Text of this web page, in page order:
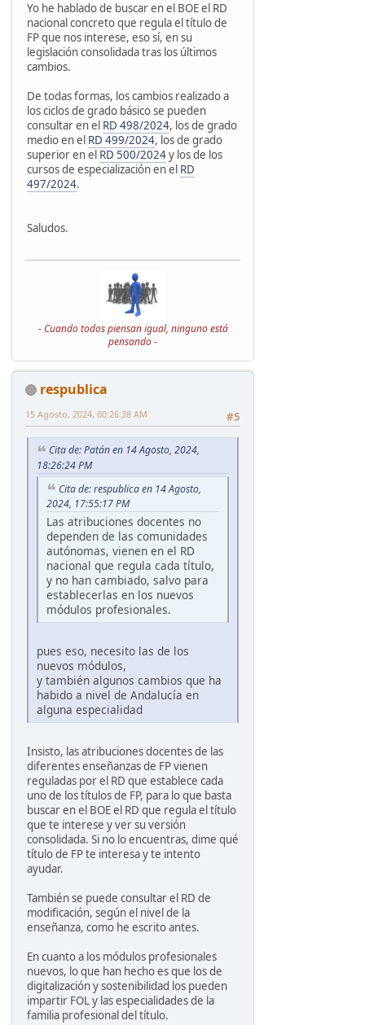
Yo he hablado de buscar en el BOE el RD
nacional concreto que regula el título de
FP que nos interese, eso sí, en su
legislación consolidada tras los últimos
cambios.
De todas formas, los cambios realizado a
los ciclos de grado básico se pueden
consultar en el RD 498/2024, los de grado
medio en el RD 499/2024, los de grado
superior en el RD 500/2024y los de los
cursos de especialización en el RD
497/2024.
Saludos.
- Cuando todos piensan igual, ninguno está
pensando -
respublica
#5
15 Agosto, 2024, 00:26:38 AM
Cita de: Patán en 14 Agosto, 2024,
18:26:24 PM
Cita de: respublica en 14 Agosto,
2024, 17:55:17 PM
Las atribuciones docentes no
dependen de las comunidades
autónomas, vienen en el RD
nacional que regula cada título,
y no han cambiado, salvo para
establecerlas en los nuevos
módulos profesionales.
pues eso, necesito las de los
nuevos módulos,
y también algunos cambios que ha
habido a nivel de Andalucía en
alguna especialidad
Insisto, las atribuciones docentes de las
diferentes enseñanzas de FP vienen
reguladas por el RD que establece cada
uno de los títulos de FP, para lo que basta
buscar en el BOE el RD que regula el título
que te interese y ver su versión
consolidada. Si no lo encuentras, dime qué
título de FP te interesa y te intento
ayudar.
También se puede consultar el RD de
modificación, según el nivel de la
enseñanza, como he escrito antes.
En cuanto a los módulos profesionales
nuevos, lo que han hecho es que los de
digitalización y sostenibilidad los pueden
impartir FOL y las especialidades de la
familia profesional del título.